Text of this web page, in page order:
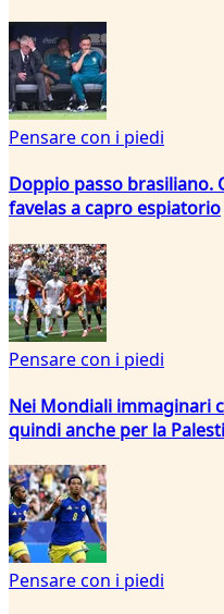
Pensare con i piedi
Doppio passo brasiliano.
favelas a capro espiatorio
Pensare con i piedi
Nei Mondiali immaginari
quindi anche per la
Pensare con i piedi